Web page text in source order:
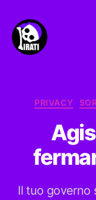
PRIVACY
Il tuo governo